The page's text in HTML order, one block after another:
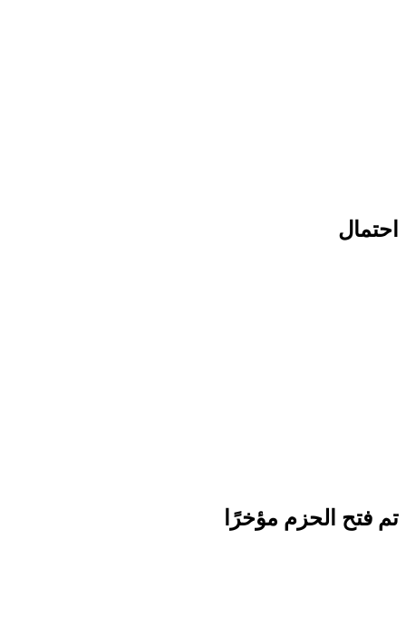
احتمال
تم فتح الحزم مؤخرًا